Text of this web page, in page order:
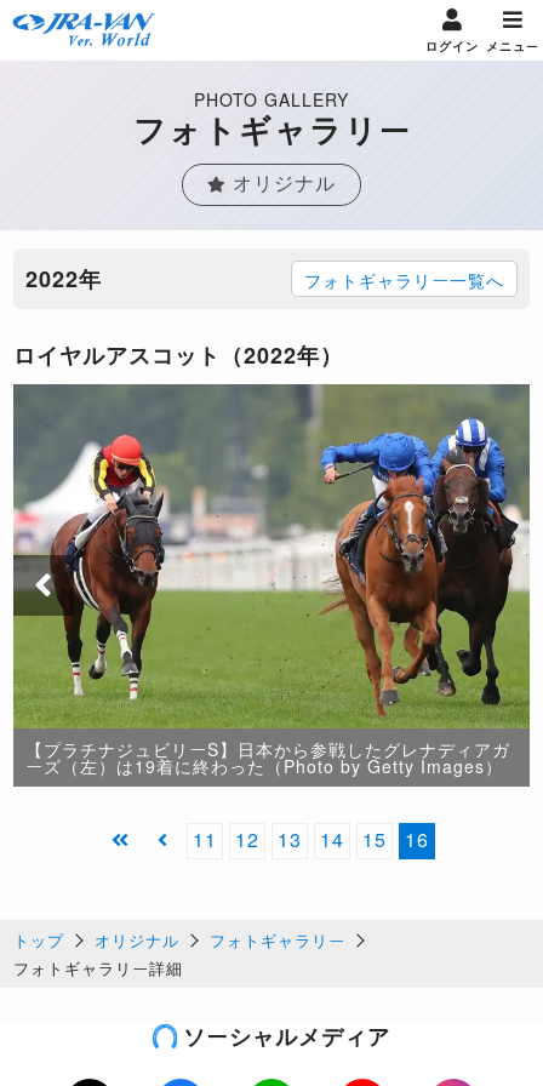
ログイン メニュー
PHOTO GALLERY
フォトギャラリー
オリジナル
2022年 フォトギャラリー一覧へ
ロイヤルアスコット（2022年）
【プラチナジュビリーS】日本から参戦したグレナディアガ
ーズ（左）は19着に終わった（Photo by Getty Images）
11 12 13 14 15 16
トップ オリジナル
フォトギャラリー
フォトギャラリー詳細
ソーシャルメディア